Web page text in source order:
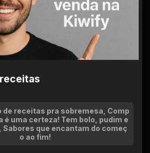
de receitas pra sobremesa, Comp
é uma certeza! Tem bolo, pudim e
que encantam do começ
o ao fim!